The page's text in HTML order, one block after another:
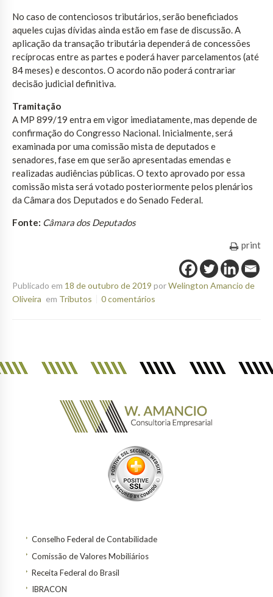
No caso de contenciosos tributários, serão beneficiados
aqueles cujas dívidas ainda estão em fase de discussão. A
aplicação da transação tributária dependerá de concessões
recíprocas entre as partes e poderá haver parcelamentos (até
84 meses) e descontos. O acordo não poderá contrariar
decisão judicial definitiva.
Tramitação
A MP 899/19 entra em vigor imediatamente, mas depende de
confirmação do Congresso Nacional. Inicialmente, será
examinada por uma comissão mista de deputados e
senadores, fase em que serão apresentadas emendas e
realizadas audiências públicas. O texto aprovado por essa
comissão mista será votado posteriormente pelos plenários
da Câmara dos Deputados e do Senado Federal.
Fonte: Câmara dos Deputados
print
Publicado em 18 de outubro de 2019 porWelington Amancio de
Oliveira em Tributos 0 comentários
Conselho Federal de Contabilidade
Comissão de Valores Mobiliários
Receita Federal do Brasil
IBRACON